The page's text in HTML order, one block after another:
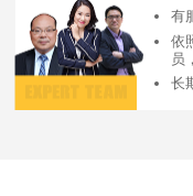
有
依
员
长